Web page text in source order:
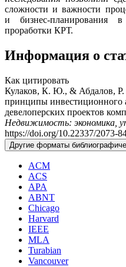
сложности и важности
и бизнес-планирования
проработки КРТ.
Информация о
Как цитировать
Кулаков, К. Ю., & Абдалов,
принципы инвестиционного
девелоперских проектов
Недвижимость: экономика,
https://doi.org/10.22337/2073-
Другие форматы
ACM
ACS
APA
ABNT
Chicago
Harvard
IEEE
MLA
Turabian
Vancouver